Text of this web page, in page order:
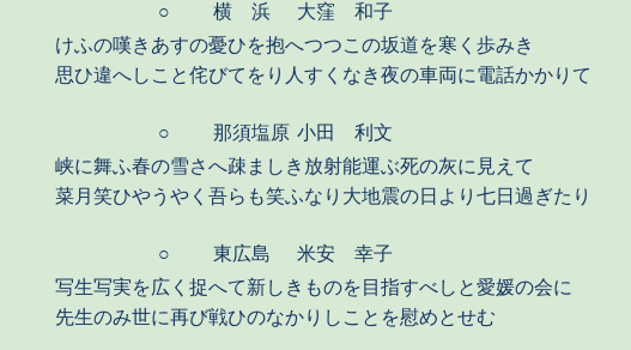
○ 横 浜
大窪 和子
けふの嘆きあすの憂ひを抱へつつこの坂道を寒く歩みき
思ひ違へしこと侘びてをり人すくなき夜の車両に電話かかりて
○ 那須塩原 小田 利文
峡に舞ふ春の雪さへ疎ましき放射能運ぶ死の灰に見えて
菜月笑ひやうやく吾らも笑ふなり大地震の日より七日過ぎたり
○ 東広島
米安 幸子
写生写実を広く捉へて新しきものを目指すべしと愛媛の会に
先生のみ世に再び戦ひのなかりしことを慰めとせむ